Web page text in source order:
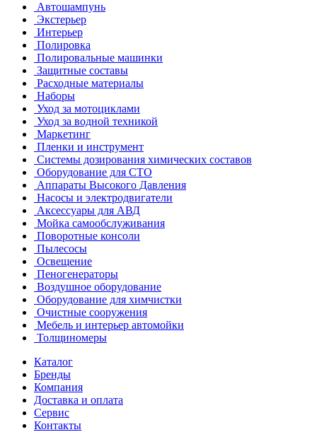
Автошампунь
Экстерьер
Интерьер
Полировка
Полировальные машинки
Защитные составы
Расходные материалы
Наборы
Уход за мотоциклами
Уход за водной техникой
Маркетинг
Пленки и инструмент
Системы дозирования химических составов
Оборудование для СТО
Аппараты Высокого Давления
Насосы и электродвигатели
Аксессуары для АВД
Мойка самообслуживания
Поворотные консоли
Пылесосы
Освещение
Пеногенераторы
Воздушное оборудование
Оборудование для химчистки
Очистные сооружения
Мебель и интерьер автомойки
Толщиномеры
Каталог
Бренды
Компания
Доставка и оплата
Сервис
Контакты